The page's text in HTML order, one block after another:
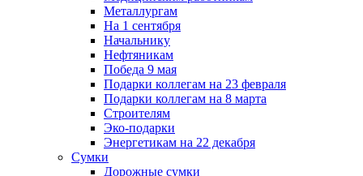
Металлургам
На 1 сентября
Начальнику
Нефтяникам
Победа 9 мая
Подарки коллегам на 23 февраля
Подарки коллегам на 8 марта
Строителям
Эко-подарки
Энергетикам на 22 декабря
Сумки
Дорожные сумки